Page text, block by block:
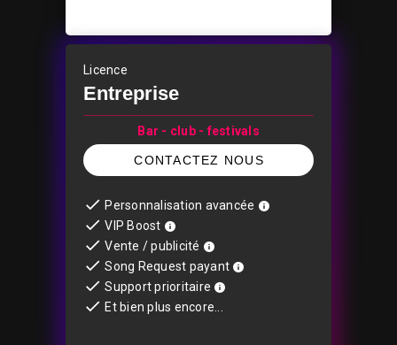
Licence
Entreprise
Bar - club - festivals
CONTACTEZ NOUS
Personnalisation avancée
VIP Boost
Vente / publicité
Song Request payant
Support prioritaire
Et bien plus encore...